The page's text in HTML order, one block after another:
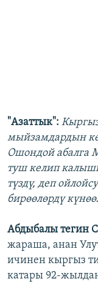
"Азаттык":
мыйзамдардын
Ошондой абалга
туш келип
түздү, деп
бирөөлөрдү
Абдыбалы тегин
жараша, анан
ичинен кыргыз
катары 92-